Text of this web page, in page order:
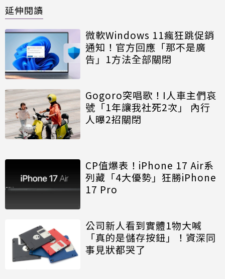
延伸閱讀
微軟Windows 11瘋狂跳促銷
通知！官方回應「那不是廣
告」1方法全部關閉
Gogoro突唱歌！I人車主們哀
號「1年讓我社死2次」 內行
人曝2招關閉
CP值爆表！iPhone 17 Air系
列藏「4大優勢」狂勝iPhone
17 Pro
公司新人看到實體1物大喊
「真的是儲存按鈕」！資深同
事見狀都哭了